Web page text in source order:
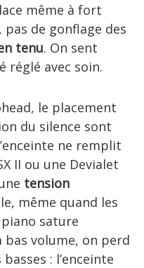
même à fort
pas de gonflage des
tenu. On sent
réglé avec soin.
le placement
du silence sont
ne remplit
II ou une Devialet
tension
même quand les
sature
bas volume, on perd
: l’enceinte